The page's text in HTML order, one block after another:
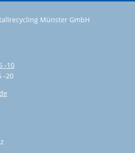
Münster GmbH
-10
-20